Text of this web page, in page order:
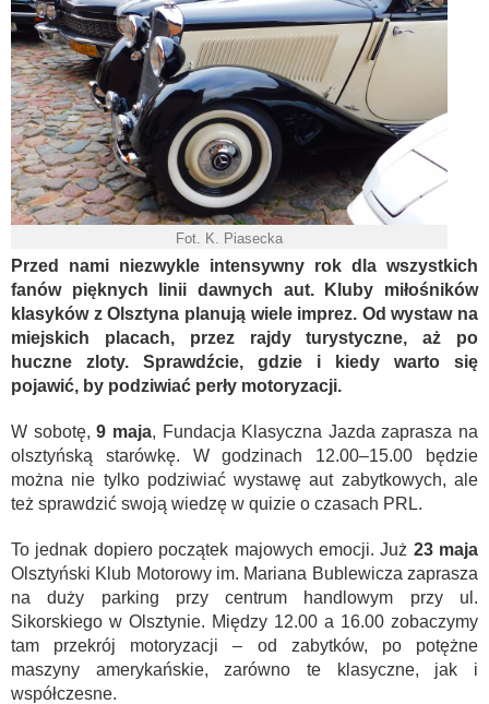
Fot. K. Piasecka
Przed nami niezwykle intensywny rok dla wszystkich
fanów pięknych linii dawnych aut. Kluby miłośników
klasyków z Olsztyna planują wiele imprez. Od wystaw na
miejskich placach, przez rajdy turystyczne, aż po
huczne zloty. Sprawdźcie, gdzie i kiedy warto się
pojawić, by podziwiać perły motoryzacji.
W sobotę,9 maja, Fundacja Klasyczna Jazda zaprasza na
olsztyńską starówkę. W godzinach 12.00–15.00 będzie
można nie tylko podziwiać wystawę aut zabytkowych, ale
też sprawdzić swoją wiedzę w quizie o czasach PRL.
To jednak dopiero początek majowych emocji. Już 23 maja
Olsztyński Klub Motorowy im. Mariana Bublewicza zaprasza
na duży parking przy centrum handlowym przy ul.
Sikorskiego w Olsztynie. Między 12.00 a 16.00 zobaczymy
tam przekrój motoryzacji – od zabytków, po potężne
maszyny amerykańskie, zarówno te klasyczne, jak i
współczesne.